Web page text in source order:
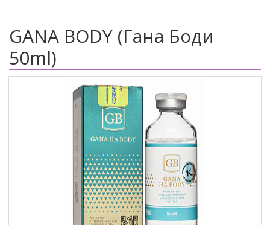
GANA BODY (Гана Боди
50ml)